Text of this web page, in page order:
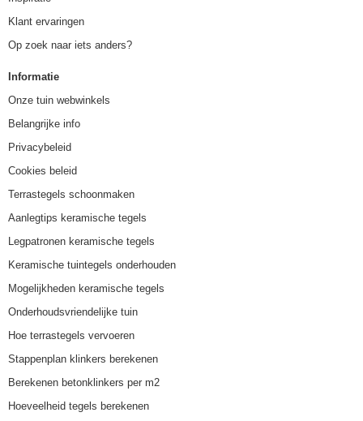
Klant ervaringen
Op zoek naar iets anders?
Informatie
Onze tuin webwinkels
Belangrijke info
Privacybeleid
Cookies beleid
Terrastegels schoonmaken
Aanlegtips keramische tegels
Legpatronen keramische tegels
Keramische tuintegels onderhouden
Mogelijkheden keramische tegels
Onderhoudsvriendelijke tuin
Hoe terrastegels vervoeren
Stappenplan klinkers berekenen
Berekenen betonklinkers per m2
Hoeveelheid tegels berekenen